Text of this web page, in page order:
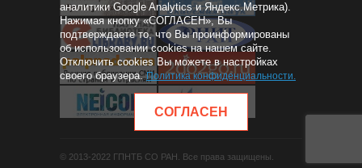
© 2013-2022 ГПНТБ СО РАН. Все права защищены.
аналитики Google Analytics и Яндекс.Метрика).
Нажимая кнопку «СОГЛАСЕН», Вы
подтверждаете то, что Вы проинформированы
об использовании cookies на нашем сайте.
Отключить cookies Вы можете в настройках
своего браузера.Политика конфиденциальности.
СОГЛАСЕН